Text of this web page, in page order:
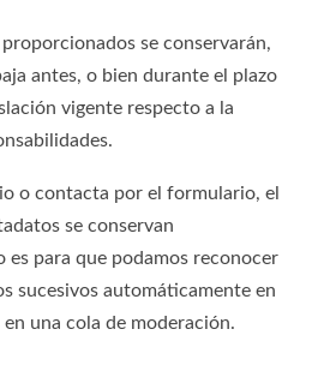
proporcionados se conservarán,
antes, o bien durante el plazo
vigente respecto a la
o contacta por el formulario, el
se conservan
es para que podamos reconocer
sucesivos automáticamente en
en una cola de moderación.